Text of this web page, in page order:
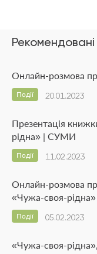
Онлайн-розмова
20.01.2023
Події
Презентація
рідна» | СУМИ
11.02.2023
Події
Онлайн-розмова
«Чужа-своя-рідна»
05.02.2023
Події
«Чужа-своя-